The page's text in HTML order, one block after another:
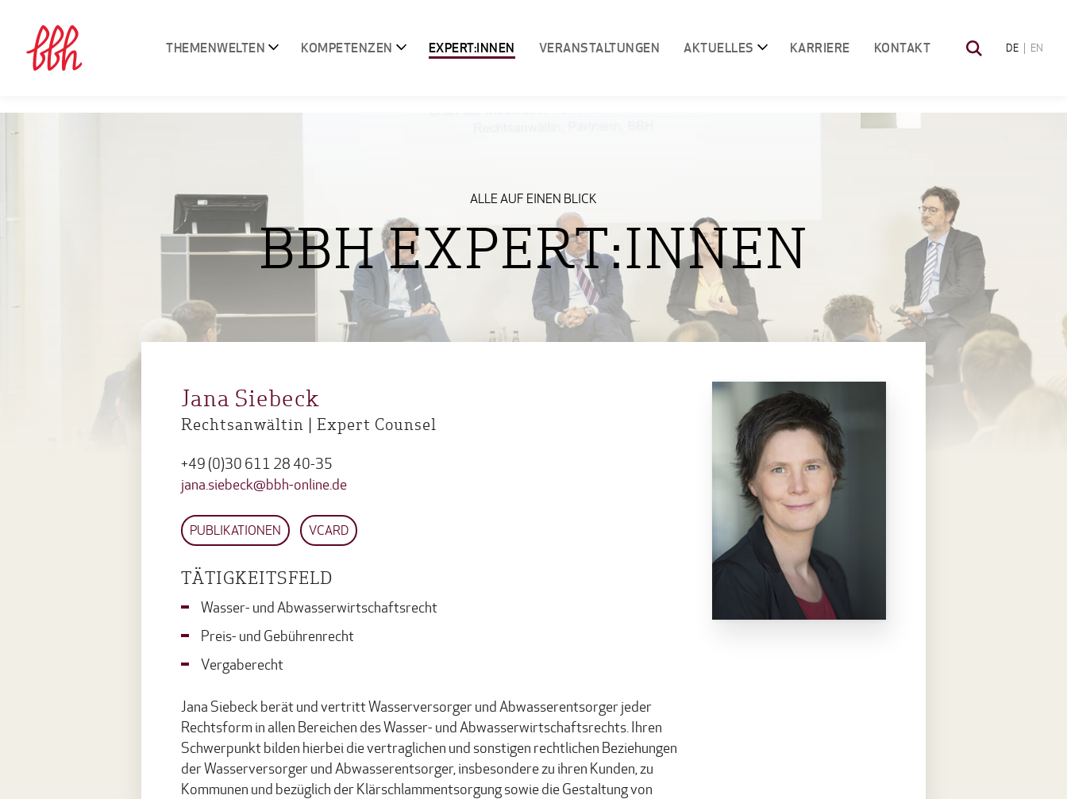
THEMENWELTEN KOMPETENZEN EXPERT:INNEN VERANSTALTUNGEN AKTUELLES KARRIERE KONTAKT DE EN
ALLE AUF EINEN BLICK
BBH EXPERT:INNEN
Jana Siebeck
Rechtsanwältin | Expert Counsel
+49 (0)30 611 28 40-35
jana.siebeck@bbh-online.de
PUBLIKATIONEN VCARD
TÄTIGKEITSFELD
Wasser- und Abwasserwirtschaftsrecht
Preis- und Gebührenrecht
Vergaberecht
Jana Siebeck berät und vertritt Wasserversorger und Abwasserentsorger jeder
Rechtsform in allen Bereichen des Wasser- und Abwasserwirtschaftsrechts. Ihren
Schwerpunkt bilden hierbei die vertraglichen und sonstigen rechtlichen Beziehungen
der Wasserversorger und Abwasserentsorger, insbesondere zu ihren Kunden, zu
Kommunen und bezüglich der Klärschlammentsorgung sowie die Gestaltung von